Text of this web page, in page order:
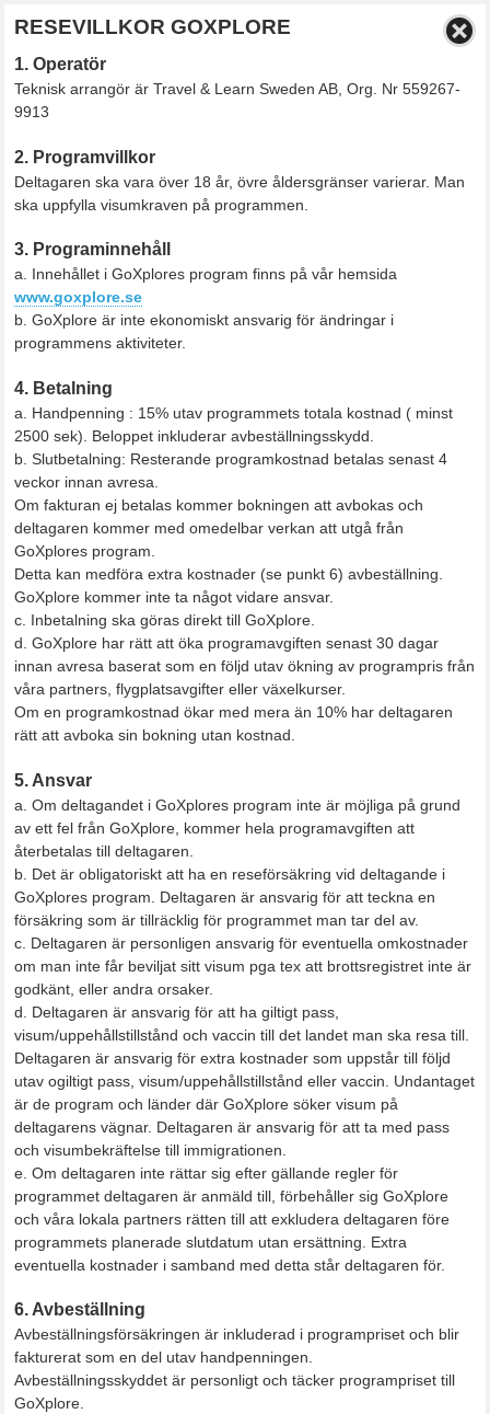
RESEVILLKOR GOXPLORE
1. Operatör
Teknisk arrangör är Travel & Learn Sweden AB, Org. Nr 559267-
9913
2. Programvillkor
Deltagaren ska vara över 18 år, övre åldersgränser varierar. Man
ska uppfylla visumkraven på programmen.
3. Programinnehåll
a. Innehållet i GoXplores program finns på vår hemsida
www.goxplore.se
b. GoXplore är inte ekonomiskt ansvarig för ändringar i
programmens aktiviteter.
4. Betalning
a. Handpenning : 15% utav programmets totala kostnad ( minst
2500 sek). Beloppet inkluderar avbeställningsskydd.
b. Slutbetalning: Resterande programkostnad betalas senast 4
veckor innan avresa.
Om fakturan ej betalas kommer bokningen att avbokas och
deltagaren kommer med omedelbar verkan att utgå från
GoXplores program.
Detta kan medföra extra kostnader (se punkt 6) avbeställning.
GoXplore kommer inte ta något vidare ansvar.
c. Inbetalning ska göras direkt till GoXplore.
d. GoXplore har rätt att öka programavgiften senast 30 dagar
innan avresa baserat som en följd utav ökning av programpris från
våra partners, flygplatsavgifter eller växelkurser.
Om en programkostnad ökar med mera än 10% har deltagaren
rätt att avboka sin bokning utan kostnad.
5. Ansvar
a. Om deltagandet i GoXplores program inte är möjliga på grund
av ett fel från GoXplore, kommer hela programavgiften att
återbetalas till deltagaren.
b. Det är obligatoriskt att ha en reseförsäkring vid deltagande i
GoXplores program. Deltagaren är ansvarig för att teckna en
försäkring som är tillräcklig för programmet man tar del av.
c. Deltagaren är personligen ansvarig för eventuella omkostnader
om man inte får beviljat sitt visum pga tex att brottsregistret inte är
godkänt, eller andra orsaker.
d. Deltagaren är ansvarig för att ha giltigt pass,
visum/uppehållstillstånd och vaccin till det landet man ska resa till.
Deltagaren är ansvarig för extra kostnader som uppstår till följd
utav ogiltigt pass, visum/uppehållstillstånd eller vaccin. Undantaget
är de program och länder där GoXplore söker visum på
deltagarens vägnar. Deltagaren är ansvarig för att ta med pass
och visumbekräftelse till immigrationen.
e. Om deltagaren inte rättar sig efter gällande regler för
programmet deltagaren är anmäld till, förbehåller sig GoXplore
och våra lokala partners rätten till att exkludera deltagaren före
programmets planerade slutdatum utan ersättning. Extra
eventuella kostnader i samband med detta står deltagaren för.
6. Avbeställning
Avbeställningsförsäkringen är inkluderad i programpriset och blir
fakturerat som en del utav handpenningen.
Avbeställningsskyddet är personligt och täcker programpriset till
GoXplore.